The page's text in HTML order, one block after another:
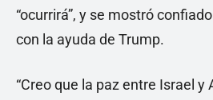
“ocurrirá”, y se mostró
con la ayuda de Trump.
“Creo que la paz entre Israel y